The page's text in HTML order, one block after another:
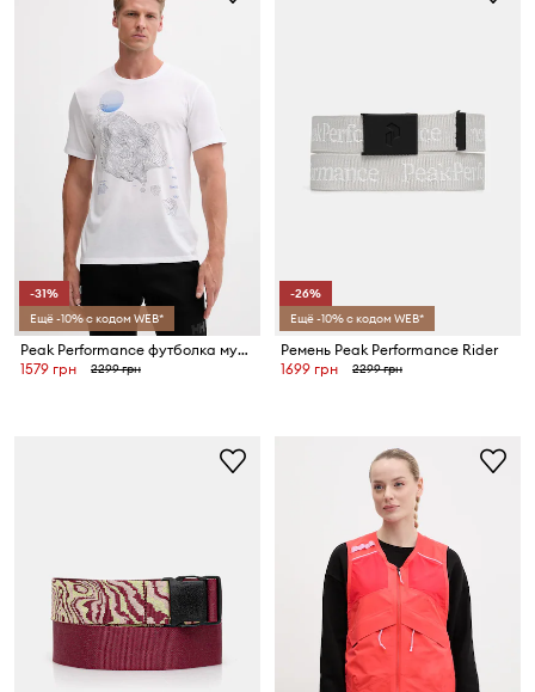
-31%
Ещё -10% с кодом WEB*
Peak Performance футболка мужская Explore Graphic
1579 грн
2299 грн
-26%
Ещё -10% с кодом WEB*
Ремень Peak Performance Rider
1699 грн
2299 грн